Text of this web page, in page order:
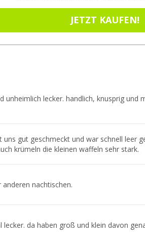
JETZT KAUFEN!
unheimlich lecker. handlich, knusprig
gut geschmeckt und war schnell leer
krümeln die kleinen waffeln sehr stark.
nachtischen.
lecker. da haben groß und klein davon